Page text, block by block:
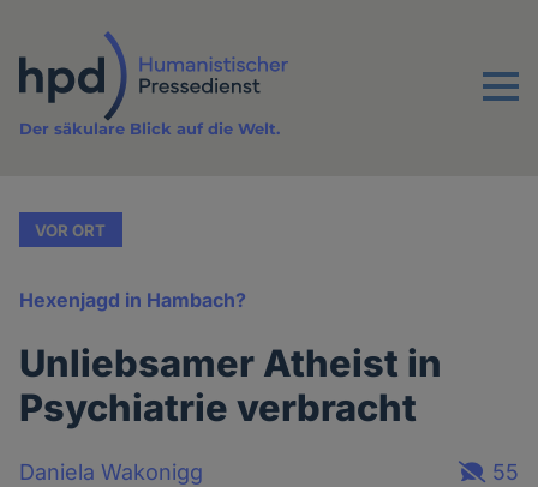
Inhalt
Menu
Der säkulare Blick auf die Welt.
VOR ORT
Hexenjagd in Hambach?
Unliebsamer Atheist in
Psychiatrie verbracht
Daniela Wakonigg
55